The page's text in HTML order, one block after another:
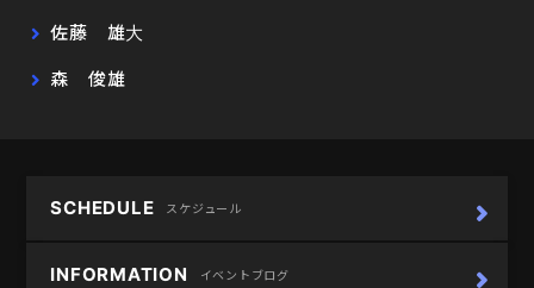
佐藤 雄大
森 俊雄
SCHEDULE スケジュール
INFORMATION イベントブログ